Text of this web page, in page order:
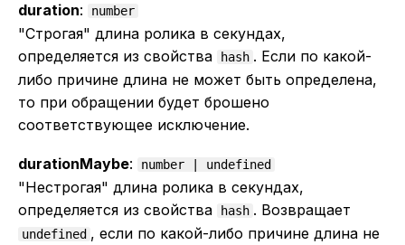
duration: number
"Строгая" длина ролика в секундах,
определяется из свойства
hash . Если по какой-
либо причине длина не может быть определена,
то при обращении будет брошено
соответствующее исключение.
durationMaybe: number | undefined
"Нестрогая" длина ролика в секундах,
определяется из свойства
hash . Возвращает
undefined , если по какой-либо причине длина не